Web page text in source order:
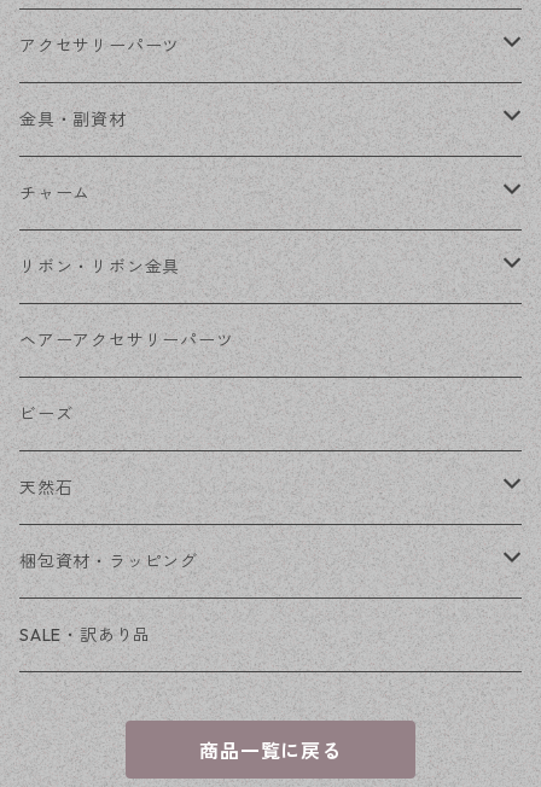
ステンレスチェーン
ステンレス金具
アクセサリーパーツ
デザイン丸カン
フレーム
コネクター
その他
金具・副資材
丸カン
ピン類
花座・ビーズキャップ
チェーン
その他
チャーム
金属
アクリル・プラ
ファーボール
リボン・リボン金具
リボン
リボン金具
ヘアーアクセサリーパーツ
ビーズ
天然石
穴あき
穴なし
梱包資材・ラッピング
発送ボックス
アクセサリー台紙
OPP袋
SALE・訳あり品
商品一覧に戻る